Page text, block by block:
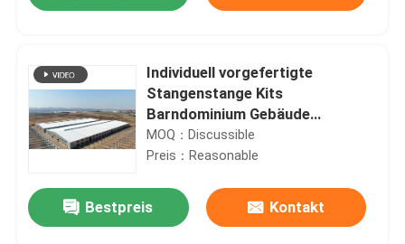
Individuell vorgefertigte
Stangenstange Kits
Barndominium Gebäude
Stahlkonstruktion Lagerhaus
Farm Schuppen Prefab
MOQ：Discussible
Preis：Reasonable
Bestpreis Kontakt